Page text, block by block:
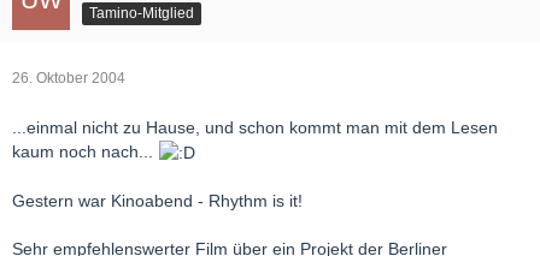
Tamino-Mitglied
26. Oktober 2004
...einmal nicht zu Hause, und schon kommt man mit dem Lesen
kaum noch nach...
Gestern war Kinoabend - Rhythm is it!
Sehr empfehlenswerter Film über ein Projekt der Berliner